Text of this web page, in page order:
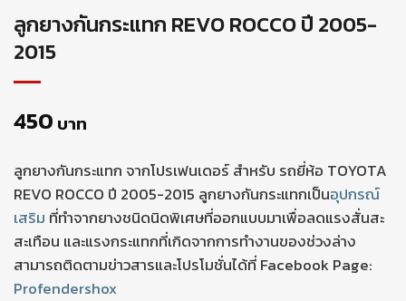
ลูกยางกันกระแทก REVO ROCCO ปี 2005-
2015
450 บาท
ลูกยางกันกระแทก จากโปรเฟนเดอร์ สำหรับ รถยี่ห้อ TOYOTA
REVO ROCCO ปี 2005-2015 ลูกยางกันกระแทกเป็นอุปกรณ์
เสริม ที่ทำจากยางชนิดนิดพิเศษที่ออกแบบมาเพื่อลดแรงสั่นสะ
สะเทือน และแรงกระแทกที่เกิดจากการทำงานของช่วงล่าง
สามารถติดตามข่าวสารและโปรโมชั่นได้ที่ Facebook Page:
Profendershox